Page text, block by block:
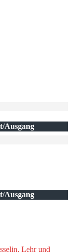
Ausgang
Ausgang
Lehr und